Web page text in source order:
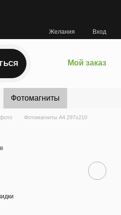
Желания Вход
Мой заказ
Фотомагниты
Фотомагниты A4 297x210